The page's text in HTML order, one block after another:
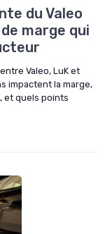
du Valeo
marge qui
Valeo, LuK et
impactent la marge,
et quels points